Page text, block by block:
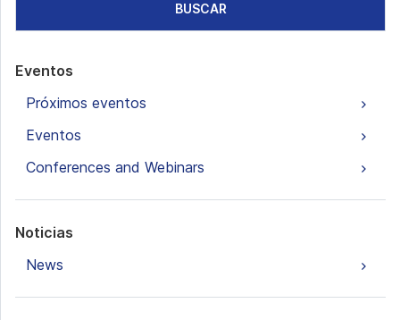
BUSCAR
Eventos
Próximos eventos
Eventos
Conferences and Webinars
Noticias
News